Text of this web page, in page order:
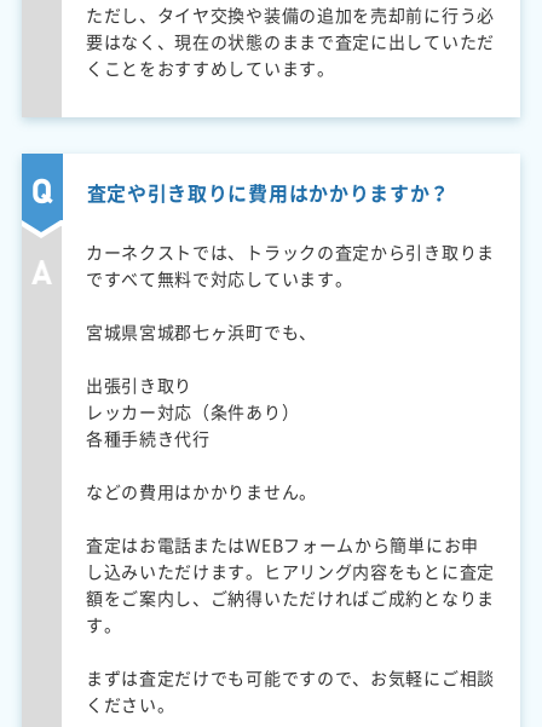
ただし、タイヤ交換や装備の追加を売却前に行う必
要はなく、現在の状態のままで査定に出していただ
くことをおすすめしています。
査定や引き取りに費用はかかりますか？
カーネクストでは、トラックの査定から引き取りま
ですべて無料で対応しています。
宮城県宮城郡七ヶ浜町でも、
出張引き取り
レッカー対応（条件あり）
各種手続き代行
などの費用はかかりません。
査定はお電話またはWEBフォームから簡単にお申
し込みいただけます。ヒアリング内容をもとに査定
額をご案内し、ご納得いただければご成約となりま
す。
まずは査定だけでも可能ですので、お気軽にご相談
ください。